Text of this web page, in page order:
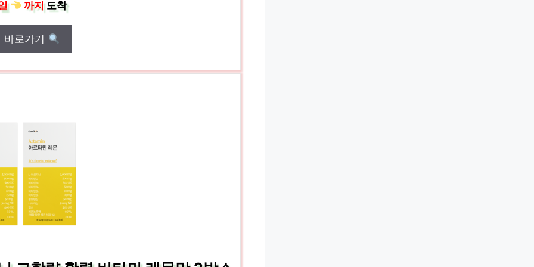
까지도착
바로가기